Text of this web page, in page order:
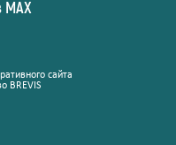
сайта
BREVIS